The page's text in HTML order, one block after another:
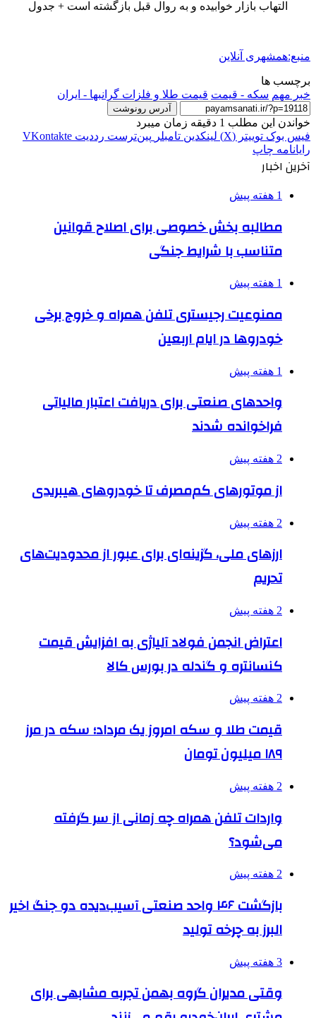
منبع:همشهری آنلاین
برچسب ها
خبر مهم سکه - قیمت قیمت طلا و فلزات گرانبها - ایران
آدرس رونوشت
خواندن این مطلب 1 دقیقه زمان میبرد
فیس بوک توییتر (X) لینکدین ‫تامبلر ‫پین‌ترست ‫رددیت ‫VKontakte
رایانامه چاپ
آخرین اخبار
1 هفته پیش
مطالبه بخش خصوصی برای اصلاح قوانین
متناسب با شرایط جنگی
1 هفته پیش
ممنوعیت رجیستری تلفن همراه و خروج برخی
خودروها در ایام اربعین
1 هفته پیش
واحدهای صنعتی برای دریافت اعتبار مالیاتی
فراخوانده شدند
2 هفته پیش
از موتورهای کم‌مصرف تا خودروهای هیبریدی
2 هفته پیش
ارزهای ملی، گزینه‌ای برای عبور از محدودیت‌های
تحریم
2 هفته پیش
اعتراض انجمن فولاد آلیاژی به افزایش قیمت
کنسانتره و گندله در بورس کالا
2 هفته پیش
قیمت طلا و سکه امروز یک مرداد؛ سکه در مرز
۱۸۹ میلیون تومان
2 هفته پیش
واردات تلفن همراه چه زمانی از سر گرفته
می‌شود؟
2 هفته پیش
بازگشت ۴۶ واحد صنعتی آسیب‌دیده دو جنگ اخیر
البرز به چرخه تولید
3 هفته پیش
وقتی مدیران گروه بهمن تجربه مشابهی برای